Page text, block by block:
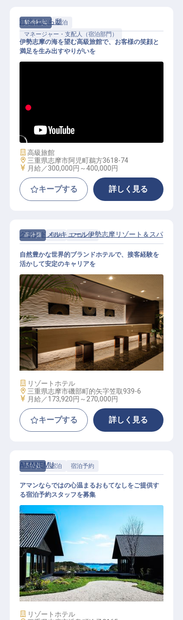
契約社員
宿泊
マネージャー・支配人（宿泊部門）
／希望休OK／寮・社宅・託児所あり
汀渚 ばさら邸
伊勢志摩の海を望む高級旅館で、お客様の笑顔と
満足を生み出すやりがいを
施設業態
高級旅館
勤務地
三重県志摩市阿児町鵜方3618-74
給与
月給／300,000円～400,000円
キープする 詳しく見る
正社員 宿泊 フロント
フロント│24年4月リブランド／年休
114日／寮あり
グランドメルキュール伊勢志摩リゾート＆スパ
自然豊かな世界的ブランドホテルで、接客経験を
活かして安定のキャリアを
施設業態
リゾートホテル
勤務地
三重県志摩市磯部町的矢字笠取939-6
給与
月給／173,920円～ 270,000円
キープする 詳しく見る
正社員 宿泊 宿泊予約
宿泊予約 / 正社員
AMANEMU
アマンならではの心温まるおもてなしをご提供す
る宿泊予約スタッフを募集
施設業態
リゾートホテル